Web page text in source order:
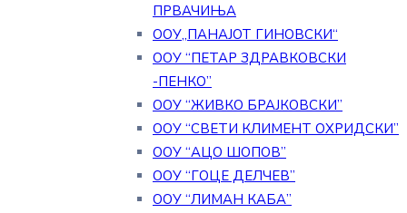
ПРВАЧИЊА
ООУ„ПАНАЈОТ ГИНОВСКИ“
ООУ “ПЕТАР ЗДРАВКОВСКИ
-ПЕНКО”
ООУ “ЖИВКО БРАЈКОВСКИ”
ООУ “СВЕТИ КЛИМЕНТ ОХРИДСКИ”
ООУ “АЦО ШОПОВ”
ООУ “ГОЦЕ ДЕЛЧЕВ”
ООУ “ЛИМАН КАБА”